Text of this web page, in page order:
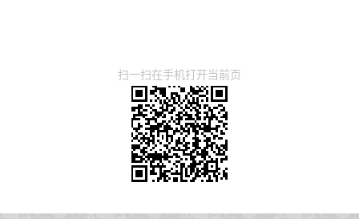
扫一扫在手机打开当前页